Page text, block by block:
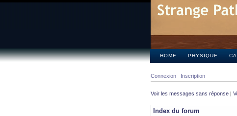
HOME PHYSIQUE
Connexion Inscription
Voir les messages sans réponse |
Index du forum